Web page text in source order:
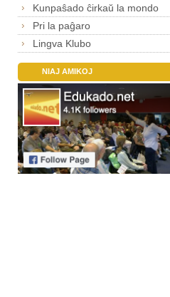
Kunpaŝado ĉirkaŭ la mondo
Pri la paĝaro
Lingva Klubo
NIAJ AMIKOJ